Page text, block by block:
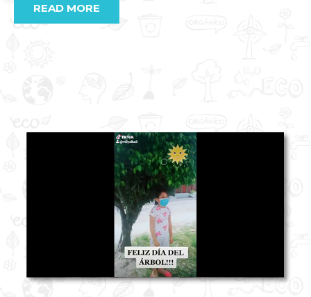
READ MORE